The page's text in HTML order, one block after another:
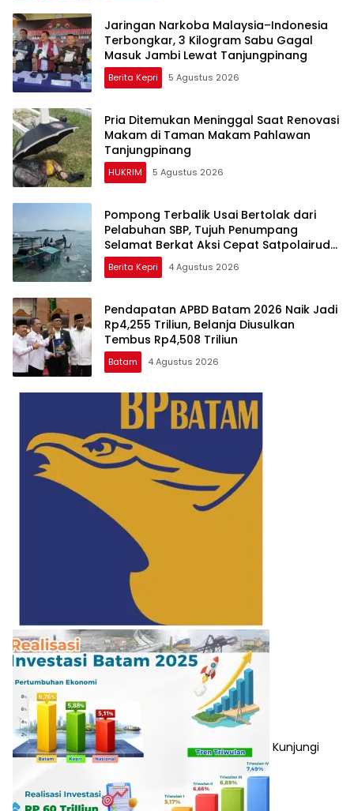
Jaringan Narkoba Malaysia–Indonesia
Terbongkar, 3 Kilogram Sabu Gagal
Masuk Jambi Lewat Tanjungpinang
Berita Kepri 5 Agustus 2026
Pria Ditemukan Meninggal Saat Renovasi
Makam di Taman Makam Pahlawan
Tanjungpinang
HUKRIM 5 Agustus 2026
Pompong Terbalik Usai Bertolak dari
Pelabuhan SBP, Tujuh Penumpang
Selamat Berkat Aksi Cepat Satpolairud
dan KPLP
Berita Kepri 4 Agustus 2026
Pendapatan APBD Batam 2026 Naik Jadi
Rp4,255 Triliun, Belanja Diusulkan
Tembus Rp4,508 Triliun
Batam 4 Agustus 2026
Kunjungi